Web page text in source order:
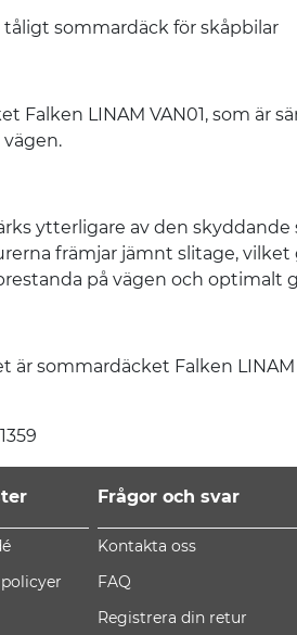
sommardäck för skåpbilar
Falken LINAM VAN01, som är
ytterligare av den
främjar jämnt slitage, vilket
på vägen och
är sommardäcket Falken
Frågor och svar
Kontakta oss
FAQ
Registrera din retur